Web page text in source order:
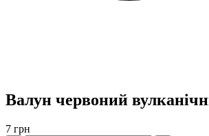
Валун червоний
7 грн